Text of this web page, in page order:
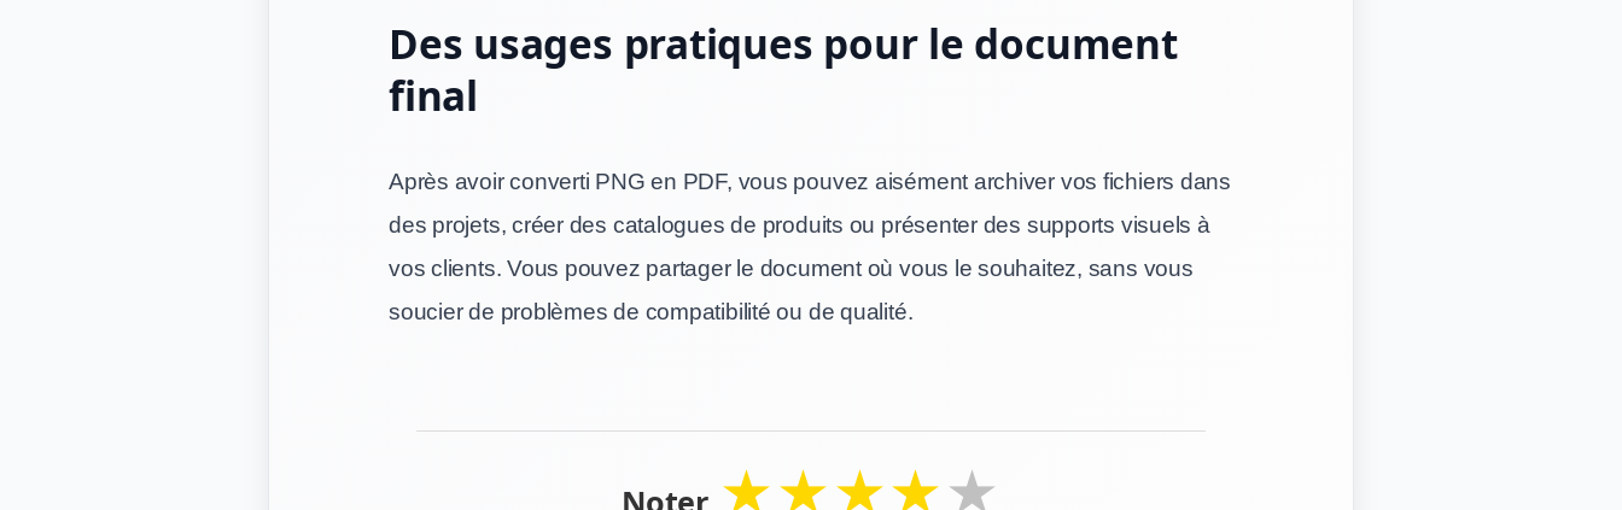
Des usages pratiques pour le document
final
Après avoir converti PNG en PDF, vous pouvez aisément archiver vos fichiers dans
des projets, créer des catalogues de produits ou présenter des supports visuels à
vos clients. Vous pouvez partager le document où vous le souhaitez, sans vous
soucier de problèmes de compatibilité ou de qualité.
Noter ★★★★★